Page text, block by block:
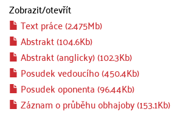
Zobrazit/otevřít
Text práce (2.475Mb)
Abstrakt (104.6Kb)
Abstrakt (anglicky) (102.3Kb)
Posudek vedoucího (450.4Kb)
Posudek oponenta (96.44Kb)
Záznam o průběhu obhajoby (153.1Kb)